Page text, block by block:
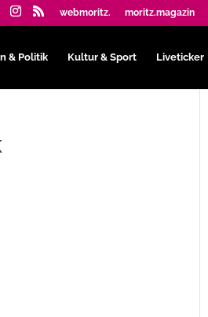
webmoritz. moritz.magazin
& Politik Kultur & Sport Liveticker